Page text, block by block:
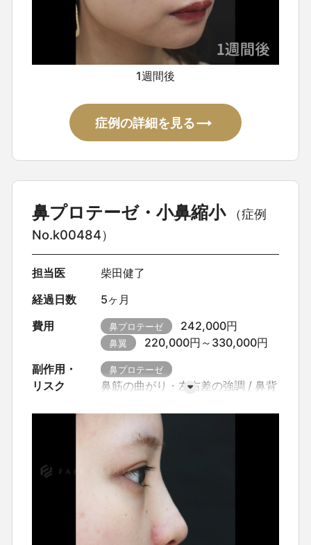
1週間後
症例の詳細を見る
鼻プロテーゼ・小鼻縮小
（症例
No.k00484）
担当医
柴田健了
経過日数
5ヶ月
費用
鼻プロテーゼ 242,000円
鼻翼
220,000円～330,000円
副作用・
リスク
鼻プロテーゼ
鼻筋の曲がり・左右差の強調
鼻背
鼻閉感・鼻通りの変化
ーゼの偏位・移動
残存フィラーに伴う感染
リスク増大
くみ・違和感・圧痛
（化膿）
創部の赤み・硬さ
による瘢痕・ケロイド
左右差・段差
アレルギー反応（薬